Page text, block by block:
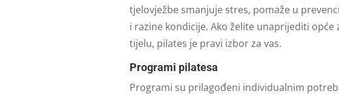
tjelovježbe smanjuje stres, pomaže u
i razine kondicije. Ako želite unaprijediti opće
tijelu, pilates je pravi izbor za vas.
Programi pilatesa
Programi su prilagođeni individualnim